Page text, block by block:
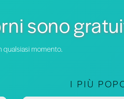
sono
qualsiasi momento.
I PIÙ